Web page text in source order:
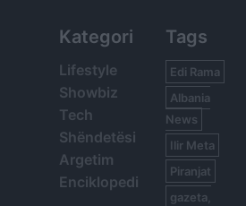
Kategori
Lifestyle
Showbiz
Tech
Shëndetësi
Argetim
Enciklopedi
Tags
Edi Rama
Albania
News
Ilir Meta
Piranjat
gazeta,